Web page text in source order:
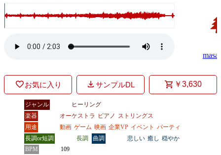
masa
お気に入り サンプルDL ￥3,630
ジャンル
ヒーリング
楽器
オーケストラ ピアノ
ストリングス
用途
動画 ゲーム 映画 企業VP イベント パーティ
長調or短調
長調 曲調 悲しい 癒し 穏やか
BPM
109